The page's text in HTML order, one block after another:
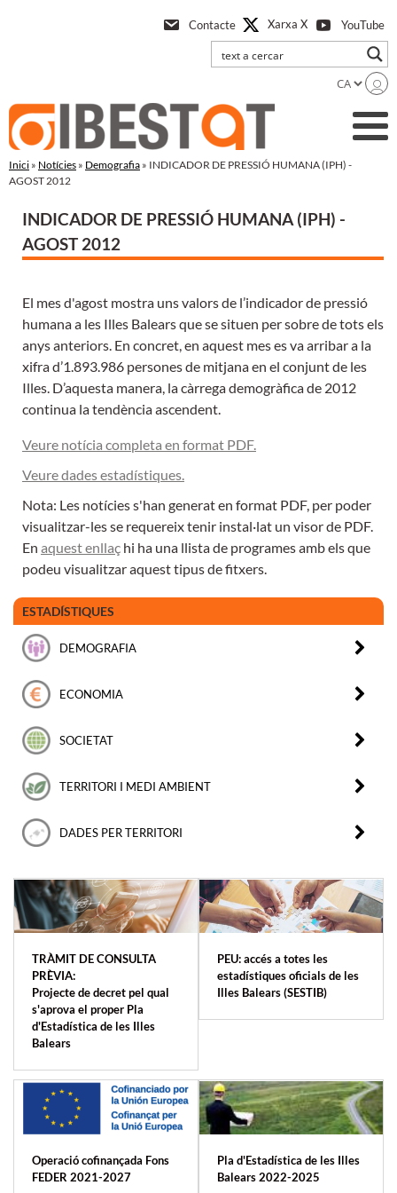
a
l'contingut
Contacte Xarxa X YouTube
Inici » Notícies » Demografia » INDICADOR DE PRESSIÓ HUMANA (IPH) -
AGOST 2012
INDICADOR DE PRESSIÓ HUMANA (IPH) -
AGOST 2012
El mes d'agost mostra uns valors de l’indicador de pressió
humana a les Illes Balears que se situen per sobre de tots els
anys anteriors. En concret, en aquest mes es va arribar a la
xifra d’1.893.986 persones de mitjana en el conjunt de les
Illes. D’aquesta manera, la càrrega demogràfica de 2012
continua la tendència ascendent.
Veure notícia completa en format PDF.
Veure dades estadístiques.
Nota: Les notícies s'han generat en format PDF, per poder
visualitzar-les se requereix tenir instal·lat un visor de PDF.
En aquest enllaç hi ha una llista de programes amb els que
podeu visualitzar aquest tipus de fitxers.
ESTADÍSTIQUES
DEMOGRAFIA
ECONOMIA
SOCIETAT
TERRITORI I MEDI AMBIENT
DADES PER TERRITORI
TRÀMIT DE CONSULTA
PRÈVIA:
Projecte de decret pel qual
s'aprova el proper Pla
d'Estadística de les Illes
Balears
PEU: accés a totes les
estadístiques oficials de les
Illes Balears (SESTIB)
Operació cofinançada Fons
FEDER 2021-2027
Pla d'Estadística de les Illes
Balears 2022-2025